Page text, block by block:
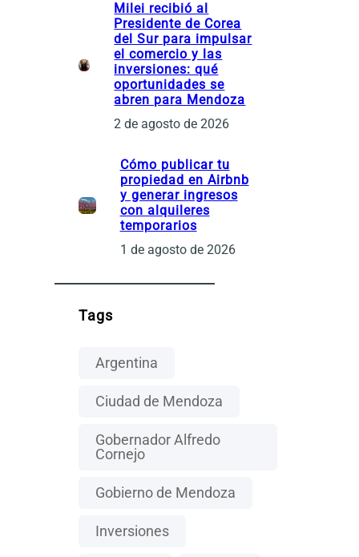
Milei recibió al
Presidente de Corea
del Sur para impulsar
el comercio y las
inversiones: qué
oportunidades se
abren para Mendoza
2 de agosto de 2026
Cómo publicar tu
propiedad en Airbnb
y generar ingresos
con alquileres
temporarios
1 de agosto de 2026
Tags
Argentina
Ciudad de Mendoza
Gobernador Alfredo
Cornejo
Gobierno de Mendoza
Inversiones